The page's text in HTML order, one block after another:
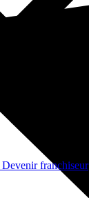
Devenir franchiseur